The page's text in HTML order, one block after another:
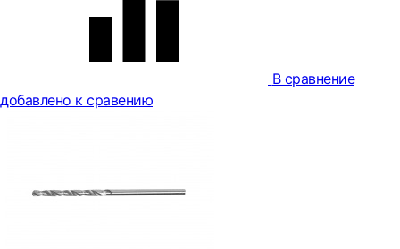
В сравнение
добавлено к сравению